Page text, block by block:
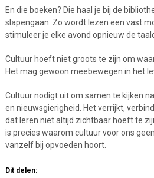
En die boeken? Die haal je bij de
slapengaan. Zo wordt lezen een vast
stimuleer je elke avond opnieuw de
Cultuur hoeft niet groots te zijn om
Het mag gewoon meebewegen in het
Cultuur nodigt uit om samen te kijken
en nieuwsgierigheid. Het verrijkt,
dat leren niet altijd zichtbaar hoeft te
is precies waarom cultuur voor ons
vanzelf bij opvoeden hoort.
Dit delen: